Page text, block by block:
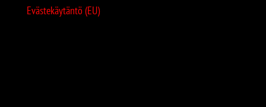
Evästekäytäntö (EU)